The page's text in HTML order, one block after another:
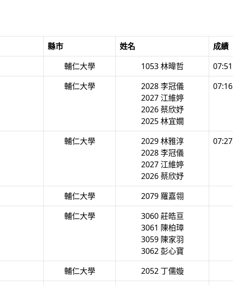
縣市 姓名 成績
輔仁大學 1053 林暐哲
輔仁大學
2028 李冠儀
2027 江維婷
2026 蔡欣妤
2025 林宜嫺
輔仁大學
2029 林雅淳
2028 李冠儀
2027 江維婷
2026 蔡欣妤
輔仁大學 2079 羅嘉翎
輔仁大學
3060 莊皓亘
3061 陳柏璋
3059 陳家羽
3062 彭心寶
輔仁大學 2052 丁儒嫙